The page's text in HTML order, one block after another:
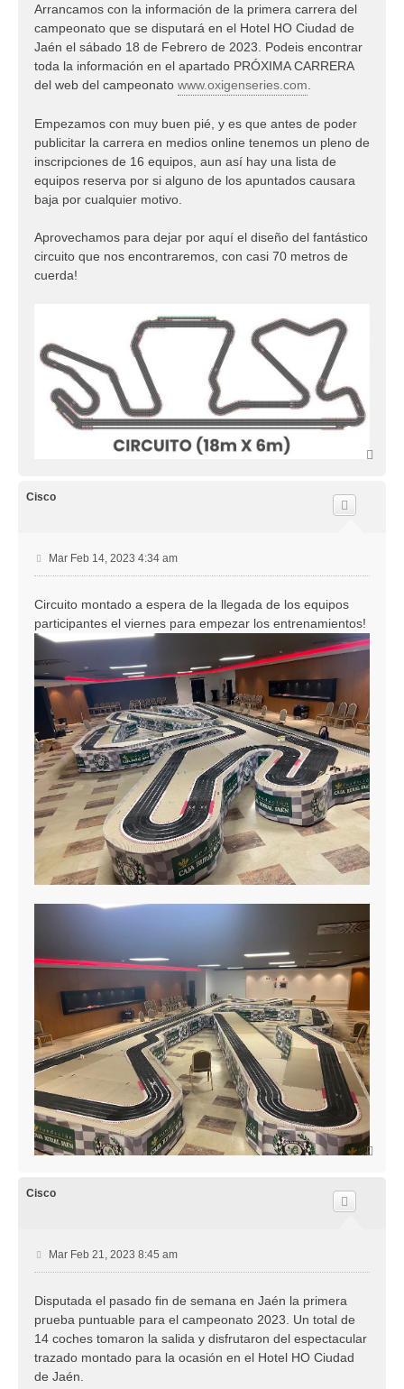
s
a
j
e
Arrancamos con la información de la primera carrera del
campeonato que se disputará en el Hotel HO Ciudad de
Jaén el sábado 18 de Febrero de 2023. Podeis encontrar
toda la información en el apartado PRÓXIMA CARRERA
del web del campeonato www.oxigenseries.com
Empezamos con muy buen pié, y es que antes de poder
publicitar la carrera en medios online tenemos un pleno de
inscripciones de 16 equipos, aun así hay una lista de
equipos reserva por si alguno de los apuntados causara
baja por cualquier motivo.
Aprovechamos para dejar por aquí el diseño del fantástico
circuito que nos encontraremos, con casi 70 metros de
cuerda!
Cisco
M
e
s
a
j
Mar Feb 14, 2023 4:34 am
Circuito montado a espera de la llegada de los equipos
participantes el viernes para empezar los entrenamientos!
Cisco
M
e
s
a
j
Mar Feb 21, 2023 8:45 am
Disputada el pasado fin de semana en Jaén la primera
prueba puntuable para el campeonato 2023. Un total de
14 coches tomaron la salida y disfrutaron del espectacular
trazado montado para la ocasión en el Hotel HO Ciudad
de Jaén.